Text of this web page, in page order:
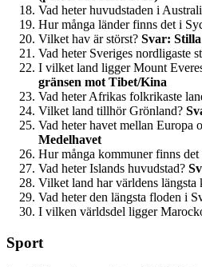
Vad heter huvudstaden i
Hur många länder finns det i
Vilket hav är störst? Svar:
Vad heter Sveriges nordligaste
I vilket land ligger Mount
gränsen mot Tibet/Kina
Vad heter Afrikas folkrikaste
Vilket land tillhör Grönland?
Vad heter havet mellan Europa
Medelhavet
Hur många kommuner finns det
Vad heter Islands huvudstad?
Vilket land har världens längsta
Vad heter den längsta floden i
I vilken världsdel ligger
Sport